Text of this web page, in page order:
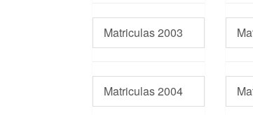
Matriculas 2003
Matriculas 2004